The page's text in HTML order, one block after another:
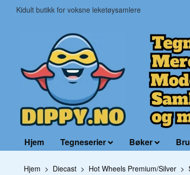
Kidult butikk for voksne leketøysamlere
Hjem Tegneserier Bøker
Hjem Diecast Hot Wheels Premium/Silver